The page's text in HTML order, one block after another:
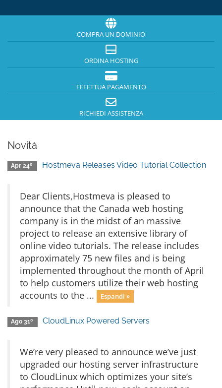
COMPRA UN DOMINIO
ORDINA HOSTING
EFFETTUA PAGAMENTO
RICHIEDI ASSISTENZA
Novità
Apr 24º Hostmeva Releases Video Tutorial Collection
Dear Clients,Hostmeva is pleased to
announce that the Canada web hosting
company is in the midst of an massive
project to release an extensive library of
online video tutorials. The release includes
approximately 75 new files and is being
implemented throughout the month of April
to help customers utilize their web hosting
accounts to the ...
Espandi »
Ago 31º CloudLinux Powered Servers
We’re very pleased to announce we’ve just
upgraded our hosting server infrastructure
to CloudLinux which optimizes your site’s